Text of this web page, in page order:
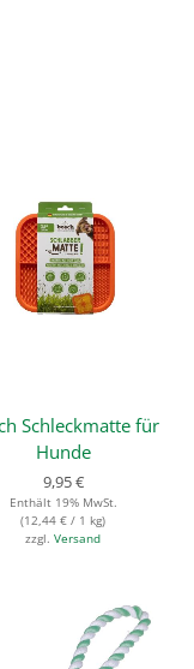
Schleckmatte für
Hunde
9,95€
Enthält 19% MwSt.
(12,44 € / 1 kg)
zzgl. Versand